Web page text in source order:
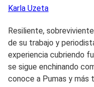
Karla Uzeta
Resiliente,
de su trabajo y
experiencia cubriendo
se sigue enchinando
conoce a Pumas y más